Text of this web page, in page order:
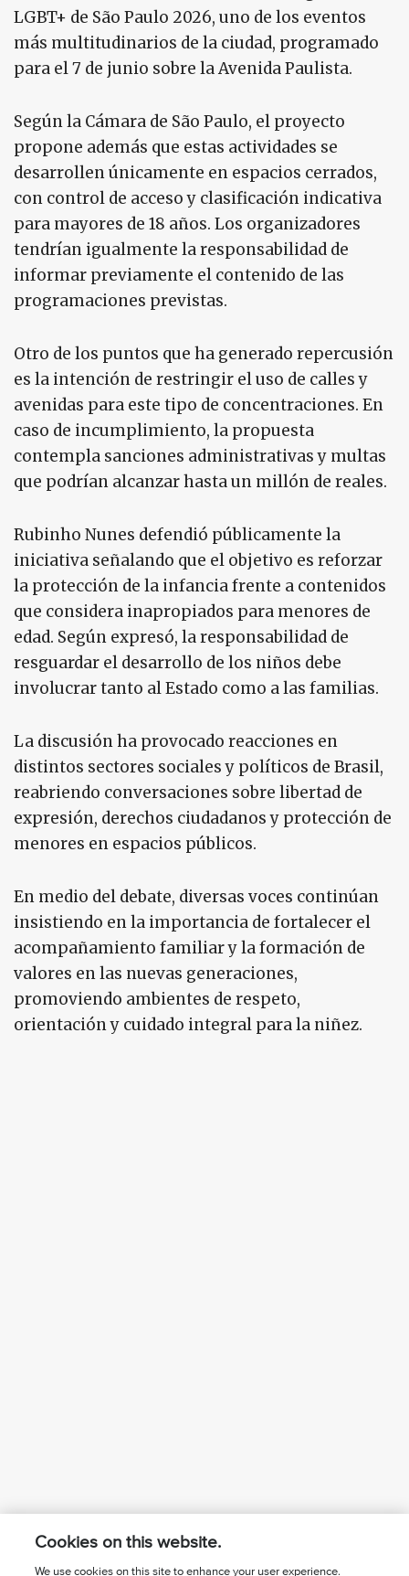
LGBT+ de São Paulo 2026, uno de los eventos
más multitudinarios de la ciudad, programado
para el 7 de junio sobre la Avenida Paulista.
Según la Cámara de São Paulo, el proyecto
propone además que estas actividades se
desarrollen únicamente en espacios cerrados,
con control de acceso y clasificación indicativa
para mayores de 18 años. Los organizadores
tendrían igualmente la responsabilidad de
informar previamente el contenido de las
programaciones previstas.
Otro de los puntos que ha generado repercusión
es la intención de restringir el uso de calles y
avenidas para este tipo de concentraciones. En
caso de incumplimiento, la propuesta
contempla sanciones administrativas y multas
que podrían alcanzar hasta un millón de reales.
Rubinho Nunes defendió públicamente la
iniciativa señalando que el objetivo es reforzar
la protección de la infancia frente a contenidos
que considera inapropiados para menores de
edad. Según expresó, la responsabilidad de
resguardar el desarrollo de los niños debe
involucrar tanto al Estado como a las familias.
La discusión ha provocado reacciones en
distintos sectores sociales y políticos de Brasil,
reabriendo conversaciones sobre libertad de
expresión, derechos ciudadanos y protección de
menores en espacios públicos.
En medio del debate, diversas voces continúan
insistiendo en la importancia de fortalecer el
acompañamiento familiar y la formación de
valores en las nuevas generaciones,
promoviendo ambientes de respeto,
orientación y cuidado integral para la niñez.
Cookies on this website.
We use cookies on this site to enhance your user experience.